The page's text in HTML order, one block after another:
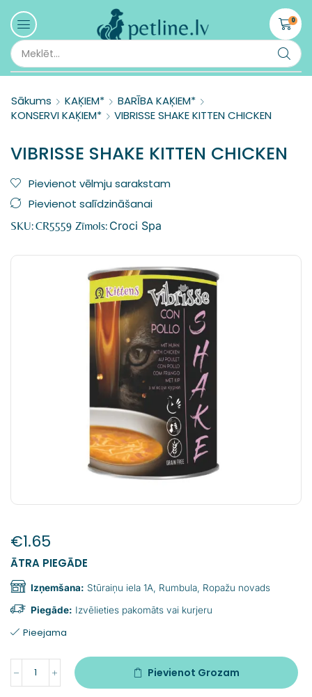
0
Sākums KAĶIEM*
BARĪBA KAĶIEM*
KONSERVI KAĶIEM*
VIBRISSE SHAKE KITTEN CHICKEN
VIBRISSE SHAKE KITTEN CHICKEN
Pievienot vēlmju sarakstam
Pievienot salīdzināšanai
SKU:CR5559 Zīmols: Croci Spa
€1.65
ĀTRA PIEGĀDE
Izņemšana: Stūraiņu iela 1A, Rumbula, Ropažu novads
Piegāde: Izvēlieties pakomāts vai kurjeru
Pieejama
Pievienot Grozam